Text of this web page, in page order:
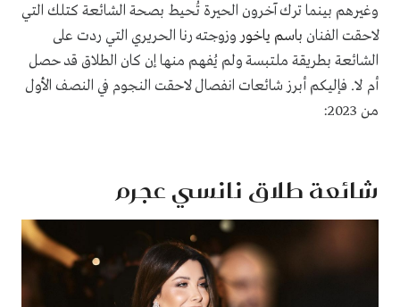
وغيرهم بينما ترك آخرون الحيرة تُحيط بصحة الشائعة كتلك التي
لاحقت الفنان باسم ياخور وزوجته رنا الحريري التي ردت على
الشائعة بطريقة ملتبسة ولم يُفهم منها إن كان الطلاق قد حصل
أم لا. فإليكم أبرز شائعات انفصال لاحقت النجوم في النصف الأول
من 2023:
شائعة طلاق نانسي عجرم